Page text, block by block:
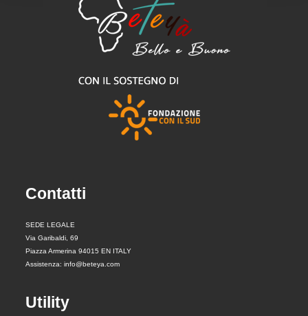
Contatti
SEDE LEGALE
Via Garibaldi, 69
Piazza Armerina 94015 EN ITALY
Assistenza: info@beteya.com
Utility